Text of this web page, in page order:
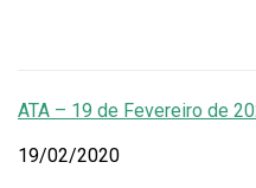
ATA – 19 de Fevereiro de
19/02/2020